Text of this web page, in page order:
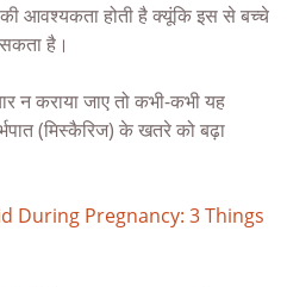
आवश्यकता होती है क्यूंकि इस से बच्चे
है।
न कराया जाए तो कभी-कभी यह
(मिस्कैरिज) के खतरे को बढ़ा
During Pregnancy: 3 Things